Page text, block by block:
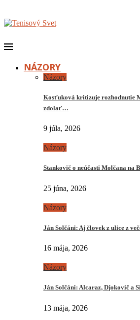
NÁZORY
Názory
Kosťuková kritizuje rozhodnutie
zdolať…
9 júla, 2026
Názory
Stankovič o neúčasti Molčana na
25 júna, 2026
Názory
Ján Solčáni: Aj človek z ulice z
16 mája, 2026
Názory
Ján Solčáni: Alcaraz, Djokovič a
13 mája, 2026